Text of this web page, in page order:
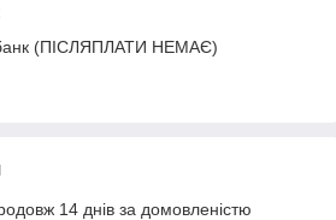
(ПІСЛЯПЛАТИ НЕМАЄ)
14 днів за домовленістю